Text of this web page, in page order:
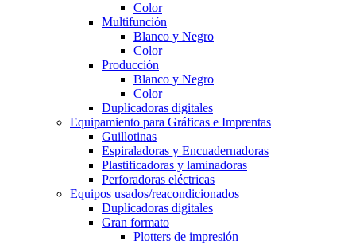
Color
Multifunción
Blanco y Negro
Color
Producción
Blanco y Negro
Color
Duplicadoras digitales
Equipamiento para Gráficas e Imprentas
Guillotinas
Espiraladoras y Encuadernadoras
Plastificadoras y laminadoras
Perforadoras eléctricas
Equipos usados/reacondicionados
Duplicadoras digitales
Gran formato
Plotters de impresión